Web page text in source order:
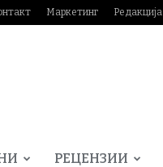
Маркетинг Редакција
РЕЦЕНЗИИ